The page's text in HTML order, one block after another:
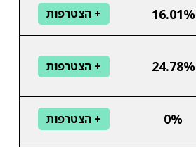
16.01% + הצטרפות
24.78% + הצטרפות
0% + הצטרפות